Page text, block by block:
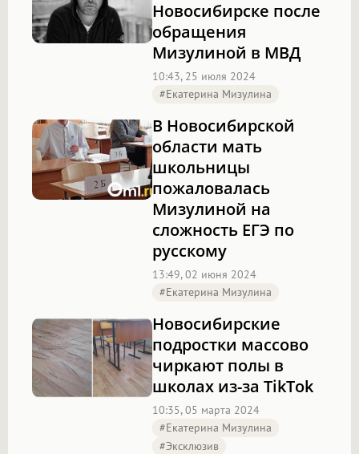
Новосибирске после
обращения
Мизулиной в МВД
10:43, 25 июля 2024
#Екатерина Мизулина
В Новосибирской
области мать
школьницы
пожаловалась
Мизулиной на
сложность ЕГЭ по
русскому
13:49, 02 июня 2024
#Екатерина Мизулина
Новосибирские
подростки массово
чиркают полы в
школах из-за TikTok
10:35, 05 марта 2024
#Екатерина Мизулина
#эксклюзив